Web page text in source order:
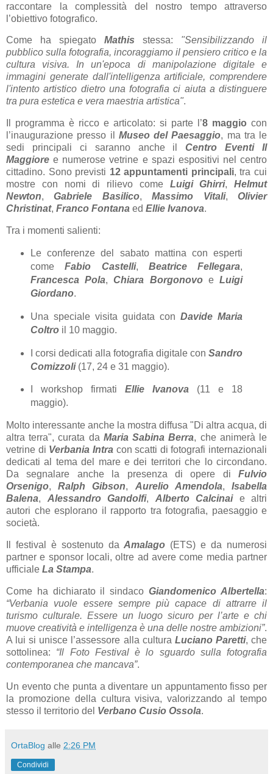
raccontare la complessità del nostro tempo attraverso
l’obiettivo fotografico.
Come ha spiegato Mathis stessa: "Sensibilizzando il
pubblico sulla fotografia, incoraggiamo il pensiero critico e la
cultura visiva. In un'epoca di manipolazione digitale e
immagini generate dall'intelligenza artificiale, comprendere
l'intento artistico dietro una fotografia ci aiuta a distinguere
tra pura estetica e vera maestria artistica".
Il programma è ricco e articolato: si parte l’8 maggio con
l’inaugurazione presso il Museo del Paesaggio, ma tra le
sedi principali ci saranno anche ilCentro Eventi Il
Maggiore e numerose vetrine e spazi espositivi nel centro
cittadino. Sono previsti 12 appuntamenti principali, tra cui
mostre con nomi di rilievo come Luigi Ghirri, Helmut
Newton,Gabriele Basilico,Massimo Vitali,Olivier
Christinat, Franco Fontana ed Ellie Ivanova.
Tra i momenti salienti:
Le conferenze del sabato mattina con esperti
comeFabio Castelli, Beatrice Fellegara,
Francesca Pola,Chiara BorgonovoeLuigi
Giordano.
Una speciale visita guidata conDavide Maria
Coltroil 10 maggio.
I corsi dedicati alla fotografia digitale conSandro
Comizzoli(17, 24 e 31 maggio).
I workshop firmati Ellie Ivanova (11 e 18
maggio).
Molto interessante anche la mostra diffusa "Di altra acqua, di
altra terra", curata da Maria Sabina Berra, che animerà le
vetrine di Verbania Intra con scatti di fotografi internazionali
dedicati al tema del mare e dei territori che lo circondano.
Da segnalare anche la presenza di opere di Fulvio
Orsenigo,Ralph Gibson, Aurelio Amendola,Isabella
Balena, Alessandro Gandolfi, Alberto Calcinaie altri
autori che esplorano il rapporto tra fotografia, paesaggio e
società.
Il festival è sostenuto daAmalago (ETS) e da numerosi
partner e sponsor locali, oltre ad avere come media partner
ufficiale La Stampa.
Come ha dichiarato il sindacoGiandomenico Albertella:
“Verbania vuole essere sempre più capace di attrarre il
turismo culturale. Essere un luogo sicuro per l’arte e chi
muove creatività e intelligenza è una delle nostre ambizioni”.
A lui si unisce l’assessore alla cultura Luciano Paretti, che
sottolinea: “Il Foto Festival è lo sguardo sulla fotografia
contemporanea che mancava”.
Un evento che punta a diventare un appuntamento fisso per
la promozione della cultura visiva, valorizzando al tempo
stesso il territorio del Verbano Cusio Ossola.
OrtaBlog alle 2:26 PM
Condividi